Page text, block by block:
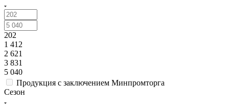
202
1 412
2 621
3 831
5 040
Продукция с заключением Минпромторга
Сезон